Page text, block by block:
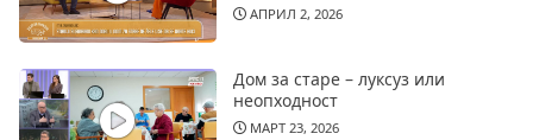
АПРИЛ 2, 2026
Дом за старе – луксуз или
неопходност
МАРТ 23, 2026